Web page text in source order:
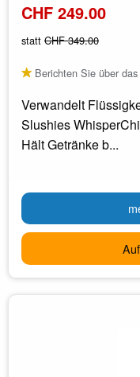
CHF 249.00
statt CHF 349.00
Berichten Sie über
Verwandelt
Slushies
Hält Getränke b...